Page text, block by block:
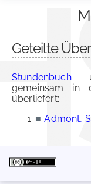
Geteilte
Stundenbuch
gemeinsam in
überliefert:
■ Admont,